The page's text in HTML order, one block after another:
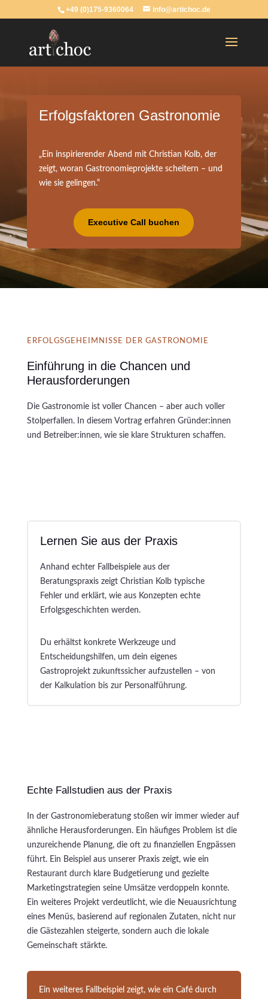
+49 (0)175-9360064 info@artichoc.de
Erfolgsfaktoren Gastronomie
„Ein inspirierender Abend mit Christian Kolb, der
zeigt, woran Gastronomieprojekte scheitern – und
wie sie gelingen.“
Executive Call buchen
ERFOLGSGEHEIMNISSE DER GASTRONOMIE
Einführung in die Chancen und
Herausforderungen
Die Gastronomie ist voller Chancen – aber auch voller
Stolperfallen. In diesem Vortrag erfahren Gründer:innen
und Betreiber:innen, wie sie klare Strukturen schaffen.
Lernen Sie aus der Praxis
Anhand echter Fallbeispiele aus der
Beratungspraxis zeigt Christian Kolb typische
Fehler und erklärt, wie aus Konzepten echte
Erfolgsgeschichten werden.
Du erhältst konkrete Werkzeuge und
Entscheidungshilfen, um dein eigenes
Gastroprojekt zukunftssicher aufzustellen – von
der Kalkulation bis zur Personalführung.
Echte Fallstudien aus der Praxis
In der Gastronomieberatung stoßen wir immer wieder auf
ähnliche Herausforderungen. Ein häufiges Problem ist die
unzureichende Planung, die oft zu finanziellen Engpässen
führt. Ein Beispiel aus unserer Praxis zeigt, wie ein
Restaurant durch klare Budgetierung und gezielte
Marketingstrategien seine Umsätze verdoppeln konnte.
Ein weiteres Projekt verdeutlicht, wie die Neuausrichtung
eines Menüs, basierend auf regionalen Zutaten, nicht nur
die Gästezahlen steigerte, sondern auch die lokale
Gemeinschaft stärkte.
Ein weiteres Fallbeispiel zeigt, wie ein Café durch